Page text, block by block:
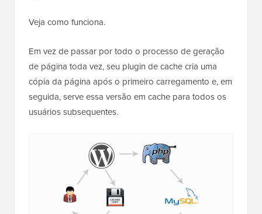
Veja como funciona.
Em vez de passar por todo o processo de geração
de página toda vez, seu plugin de cache cria uma
cópia da página após o primeiro carregamento e, em
seguida, serve essa versão em cache para todos os
usuários subsequentes.